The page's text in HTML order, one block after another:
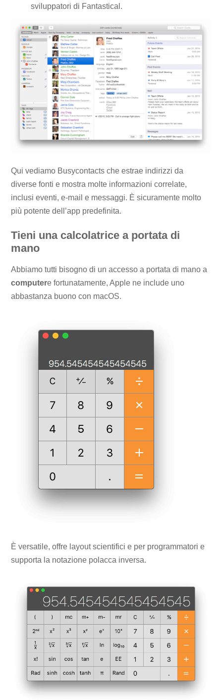
sviluppatori di Fantastical.
Qui vediamo Busycontacts che estrae indirizzi da
diverse fonti e mostra molte informazioni correlate,
inclusi eventi, e-mail e messaggi. È sicuramente molto
più potente dell’app predefinita.
Tieni una calcolatrice a portata di
mano
Abbiamo tutti bisogno di un accesso a portata di mano a
computere fortunatamente, Apple ne include uno
abbastanza buono con macOS.
È versatile, offre layout scientifici e per programmatori e
supporta la notazione polacca inversa.